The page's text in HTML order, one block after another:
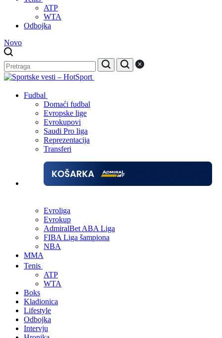
ATP
WTA
Odbojka
Novo
Fudbal
Domaći fudbal
Evropske lige
Evrokupovi
Saudi Pro liga
Reprezentacija
Transferi
Evroliga
Evrokup
AdmiralBet ABA Liga
FIBA Liga šampiona
NBA
MMA
Tenis
ATP
WTA
Boks
Kladionica
Lifestyle
Odbojka
Intervju